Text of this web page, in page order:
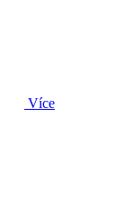
Více